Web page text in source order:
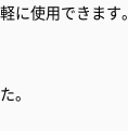
に使用できます。
。